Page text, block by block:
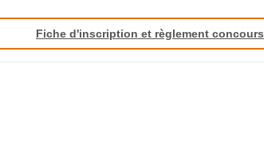
Fiche d'inscription et règlement concours